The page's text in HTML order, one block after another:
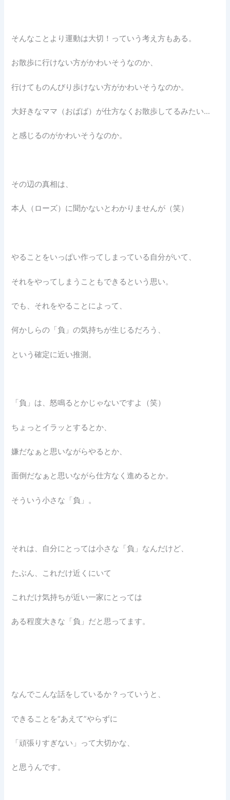
そんなことより運動は大切！っていう考え方もある。
お散歩に行けない方がかわいそうなのか、
行けてものんびり歩けない方がかわいそうなのか。
大好きなママ（おばば）が仕方なくお散歩してるみたい…
と感じるのがかわいそうなのか。
その辺の真相は、
本人（ローズ）に聞かないとわかりませんが（笑）
やることをいっぱい作ってしまっている自分がいて、
それをやってしまうこともできるという思い。
でも、それをやることによって、
何かしらの「負」の気持ちが生じるだろう、
という確定に近い推測。
「負」は、怒鳴るとかじゃないですよ（笑）
ちょっとイラッとするとか、
嫌だなぁと思いながらやるとか、
面倒だなぁと思いながら仕方なく進めるとか。
そういう小さな「負」。
それは、自分にとっては小さな「負」なんだけど、
たぶん、これだけ近くにいて
これだけ気持ちが近い一家にとっては
ある程度大きな「負」だと思ってます。
なんでこんな話をしているか？っていうと、
できることを“あえて”やらずに
「頑張りすぎない」って大切かな、
と思うんです。